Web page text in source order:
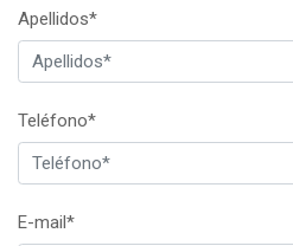
Apellidos*
Teléfono*
E-mail*